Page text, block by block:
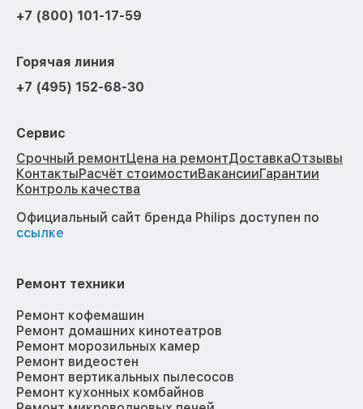
+7 (800) 101-17-59
Горячая линия
+7 (495) 152-68-30
Сервис
Срочный ремонтЦена на ремонтДоставкаОтзывы
КонтактыРасчёт стоимостиВакансииГарантии
Контроль качества
Официальный сайт бренда Philips доступен по
ссылке
Ремонт техники
Ремонт кофемашин
Ремонт домашних кинотеатров
Ремонт морозильных камер
Ремонт видеостен
Ремонт вертикальных пылесосов
Ремонт кухонных комбайнов